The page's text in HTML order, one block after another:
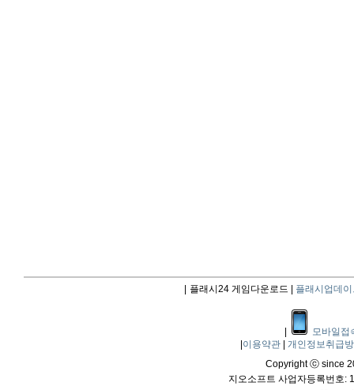
플래시24 게임다운로드 | 플래시업데이
모바일접
이용약관
개인정보취급
Copyright ⓒ since
지오소프트 사업자등록번호: